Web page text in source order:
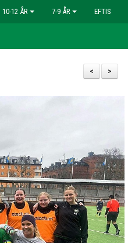
10-12 ÅR 7-9 ÅR EFTIS
>
<